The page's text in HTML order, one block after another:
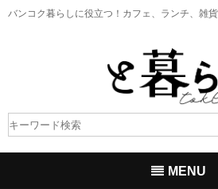
バンコク暮らしに役立つ！ カフェ、ランチ、雑
MENU